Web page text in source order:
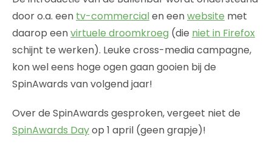
door o.a. een tv-commercialen eenwebsite met
daarop eenvirtuele droomkroeg (die niet in Firefox
schijnt te werken). Leuke cross-media campagne,
kon wel eens hoge ogen gaan gooien bij de
SpinAwards van volgend jaar!
Over de SpinAwards gesproken, vergeet niet de
SpinAwards Dayop 1 april (geen grapje)!